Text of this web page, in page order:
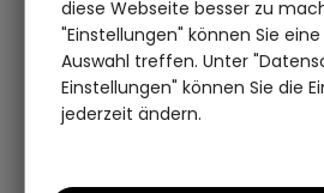
Artikel pro Seite:
diese Webseite besser zu
"Einstellungen" können Sie
Auswahl treffen. Unter
Einstellungen" können Sie die
jederzeit ändern.